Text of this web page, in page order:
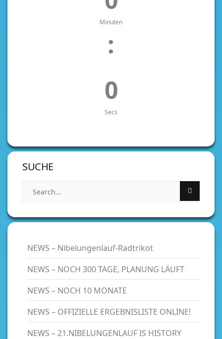
Minuten
:
0
Secs
SUCHE
NEWS – Nibelungenlauf-Radtrikot
NEWS – NOCH 300 TAGE, PLANUNG LÄUFT
NEWS – NOCH 10 MONATE
NEWS – OFFIZIELLE ERGEBNISLISTE ONLINE!
NEWS – 21.NIBELUNGENLAUF IS HISTORY